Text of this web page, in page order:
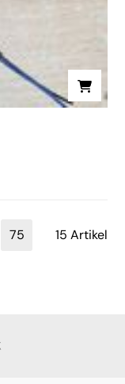
15 Artikel
75